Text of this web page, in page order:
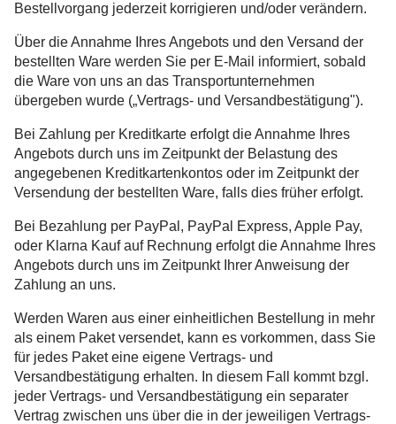
Bestellvorgang jederzeit korrigieren und/oder verändern.
Über die Annahme Ihres Angebots und den Versand der
bestellten Ware werden Sie per E-Mail informiert, sobald
die Ware von uns an das Transportunternehmen
übergeben wurde („Vertrags- und Versandbestätigung").
Bei Zahlung per Kreditkarte erfolgt die Annahme Ihres
Angebots durch uns im Zeitpunkt der Belastung des
angegebenen Kreditkartenkontos oder im Zeitpunkt der
Versendung der bestellten Ware, falls dies früher erfolgt.
Bei Bezahlung per PayPal, PayPal Express, Apple Pay,
oder Klarna Kauf auf Rechnung erfolgt die Annahme Ihres
Angebots durch uns im Zeitpunkt Ihrer Anweisung der
Zahlung an uns.
Werden Waren aus einer einheitlichen Bestellung in mehr
als einem Paket versendet, kann es vorkommen, dass Sie
für jedes Paket eine eigene Vertrags- und
Versandbestätigung erhalten. In diesem Fall kommt bzgl.
jeder Vertrags- und Versandbestätigung ein separater
Vertrag zwischen uns über die in der jeweiligen Vertrags-